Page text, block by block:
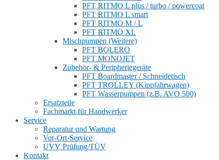
PFT RITMO L plus / turbo / powercoat
PFT RITMO L smart
PFT RITMO M / L
PFT RITMO XL
Mischpumpen (Weitere)
PFT BOLERO
PFT MONOJET
Zubehör- & Peripheriegeräte
PFT Boardmaster / Schneidetisch
PFT TROLLEY (Kippfahrwagen)
PFT Wasserpumpen (z.B. AVO 500)
Ersatzteile
Fachmarkt für Handwerker
Service
Reparatur und Wartung
Vor-Ort-Service
UVV Prüfung/TÜV
Kontakt